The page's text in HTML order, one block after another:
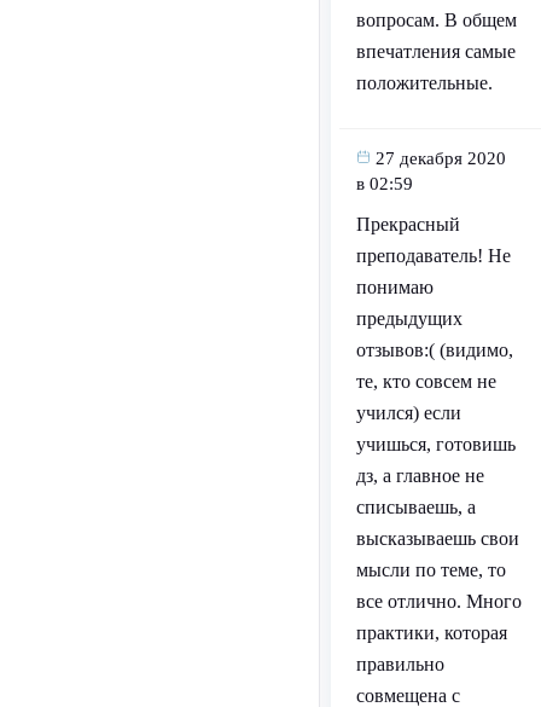
вопросам. В общем
впечатления самые
положительные.
27 декабря 2020
в 02:59
Прекрасный
преподаватель! Не
понимаю
предыдущих
отзывов:( (видимо,
те, кто совсем не
учился) если
учишься, готовишь
дз, а главное не
списываешь, а
высказываешь свои
мысли по теме, то
все отлично. Много
практики, которая
правильно
совмещена с